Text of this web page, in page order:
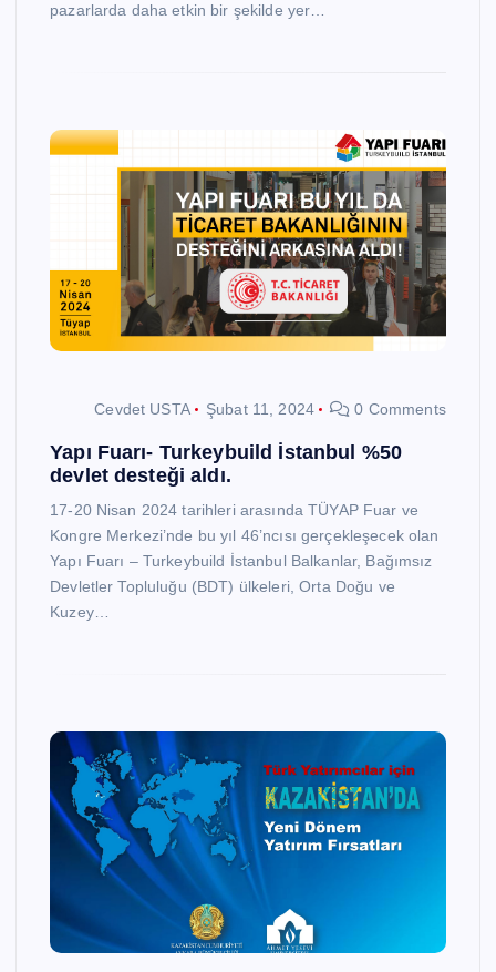
pazarlarda daha etkin bir şekilde yer…
Cevdet USTA Şubat 11, 2024 0 Comments
Yapı Fuarı- Turkeybuild İstanbul %50
devlet desteği aldı.
17-20 Nisan 2024 tarihleri arasında TÜYAP Fuar ve
Kongre Merkezi’nde bu yıl 46’ncısı gerçekleşecek olan
Yapı Fuarı – Turkeybuild İstanbul Balkanlar, Bağımsız
Devletler Topluluğu (BDT) ülkeleri, Orta Doğu ve
Kuzey…